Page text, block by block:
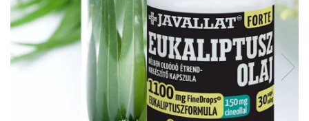
GAL
GOODWILL
HERBAL SWISS